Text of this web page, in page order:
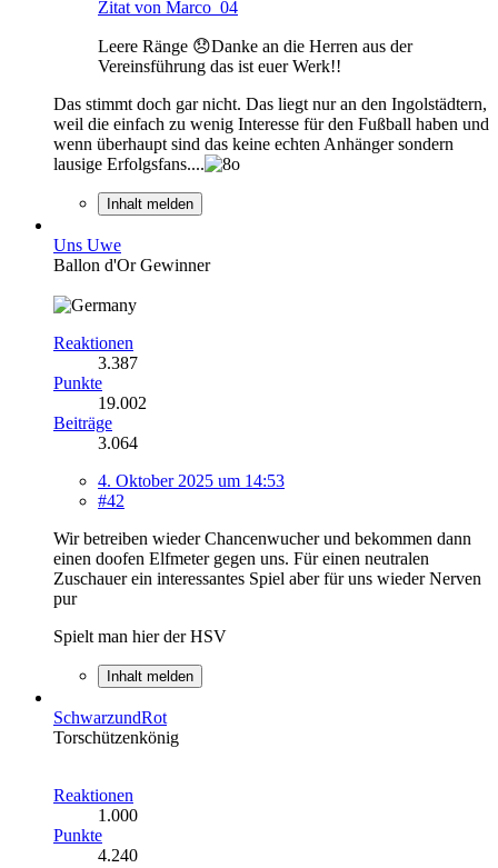
Zitat von Marco_04
Leere Ränge 😞Danke an die Herren aus der
Vereinsführung das ist euer Werk!!
Das stimmt doch gar nicht. Das liegt nur an den Ingolstädtern,
weil die einfach zu wenig Interesse für den Fußball haben und
wenn überhaupt sind das keine echten Anhänger sondern
lausige Erfolgsfans....
Inhalt melden
Uns Uwe
Ballon d'Or Gewinner
Reaktionen
3.387
Punkte
19.002
Beiträge
3.064
4. Oktober 2025 um 14:53
#42
Wir betreiben wieder Chancenwucher und bekommen dann
einen doofen Elfmeter gegen uns. Für einen neutralen
Zuschauer ein interessantes Spiel aber für uns wieder Nerven
pur
Spielt man hier der HSV
Inhalt melden
SchwarzundRot
Torschützenkönig
Reaktionen
1.000
Punkte
4.240